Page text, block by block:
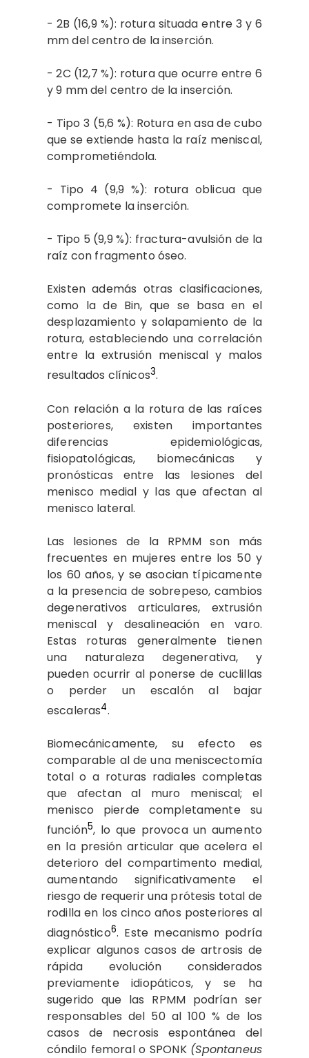
- 2B (16,9 %): rotura situada entre 3 y 6
mm del centro de la inserción.
- 2C (12,7 %): rotura que ocurre entre 6
y 9 mm del centro de la inserción.
- Tipo 3 (5,6 %): Rotura en asa de cubo
que se extiende hasta la raíz meniscal,
comprometiéndola.
- Tipo 4 (9,9 %): rotura oblicua que
compromete la inserción.
- Tipo 5 (9,9 %): fractura-avulsión de la
raíz con fragmento óseo.
Existen además otras clasificaciones,
como la de Bin, que se basa en el
desplazamiento y solapamiento de la
rotura, estableciendo una correlación
entre la extrusión meniscal y malos
resultados clínicos3.
Con relación a la rotura de las raíces
posteriores, existen importantes
diferencias epidemiológicas,
fisiopatológicas, biomecánicas y
pronósticas entre las lesiones del
menisco medial y las que afectan al
menisco lateral.
Las lesiones de la RPMM son más
frecuentes en mujeres entre los 50 y
los 60 años, y se asocian típicamente
a la presencia de sobrepeso, cambios
degenerativos articulares, extrusión
meniscal y desalineación en varo.
Estas roturas generalmente tienen
una naturaleza degenerativa, y
pueden ocurrir al ponerse de cuclillas
o perder un escalón al bajar
escaleras4.
Biomecánicamente, su efecto es
comparable al de una meniscectomía
total o a roturas radiales completas
que afectan al muro meniscal; el
menisco pierde completamente su
función5, lo que provoca un aumento
en la presión articular que acelera el
deterioro del compartimento medial,
aumentando significativamente el
riesgo de requerir una prótesis total de
rodilla en los cinco años posteriores al
diagnóstico6. Este mecanismo podría
explicar algunos casos de artrosis de
rápida evolución considerados
previamente idiopáticos, y se ha
sugerido que las RPMM podrían ser
responsables del 50 al 100 % de los
casos de necrosis espontánea del
cóndilo femoral o SPONK (Spontaneus